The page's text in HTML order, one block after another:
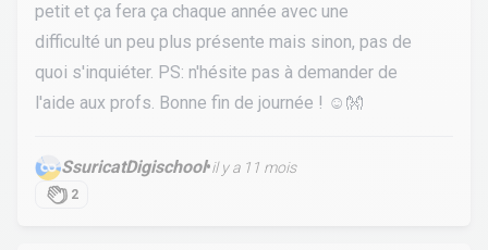
petit et ça fera ça chaque année avec une
difficulté un peu plus présente mais sinon, pas de
quoi s'inquiéter. PS: n'hésite pas à demander de
l'aide aux profs. Bonne fin de journée ! ☺️👐
SsuricatDigischool•il y a 11 mois
2